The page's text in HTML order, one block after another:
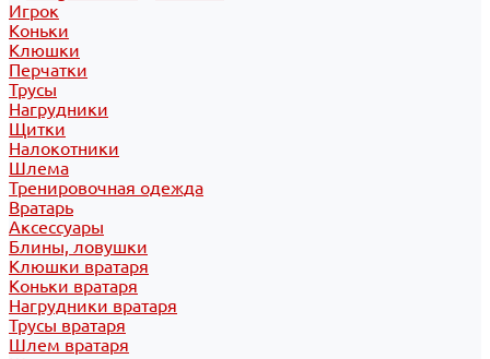
Игрок
Коньки
Клюшки
Перчатки
Трусы
Нагрудники
Щитки
Налокотники
Шлема
Тренировочная одежда
Вратарь
Аксессуары
Блины, ловушки
Клюшки вратаря
Коньки вратаря
Нагрудники вратаря
Трусы вратаря
Шлем вратаря